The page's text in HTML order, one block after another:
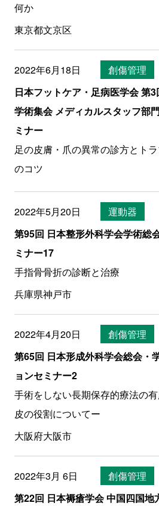
何か
東京都文京区
2022年6月18日
創傷管理
日本フットケア・足病医学会 第
学術集会 メディカルスタッフ部
ミナー
足の皮膚・爪の異常の診方とト
のコツ
2022年5月20日
運動器
第95回 日本整形外科学会学術総
ミナー17
手指骨骨折の診断と治療
兵庫県神戸市
2022年4月20日
創傷管理
第65回 日本形成外科学会総会・
ョンセミナー2
手術をしない長期保存的療法の
皮の役割についてー
大阪府大阪市
2022年3月 6日
創傷管理
第22回 日本褥瘡学会 中国四国地